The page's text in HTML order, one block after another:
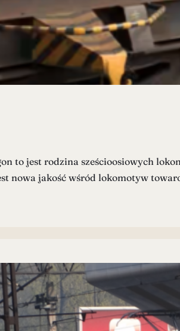
to jest rodzina sześcioosiowych
nowa jakość wśród lokomotyw